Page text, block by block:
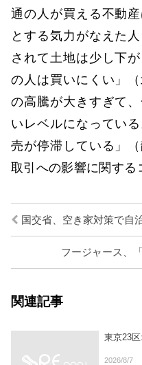
通の人が買える不動
とする気力がなえた
されて土地は少し下
の人は買いにくい」
の高騰が大きすぎて
いレベルになってい
売が停滞している」
取引への影響に関する
国交省、空き家対策で自
フージャース、
関連記事
東京23
2026/8/7